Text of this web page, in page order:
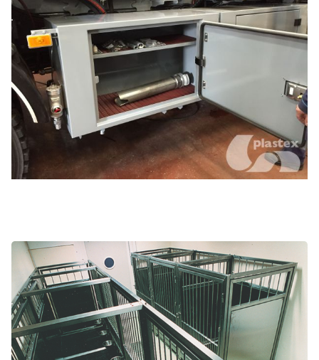
Revêtements de cages et bacs pour animaux